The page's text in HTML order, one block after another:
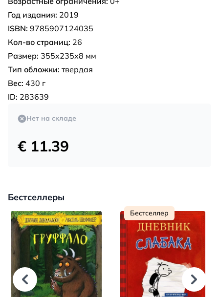
Год издания: 2019
ISBN: 9785907124035
Кол-во страниц: 26
Размер: 355х235х8 мм
Тип обложки: твердая
Вес: 430 г
ID: 283639
Нет на складе
€ 11.39
Бестселлеры
Бестселлер